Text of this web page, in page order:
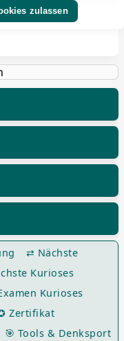
von
⇄ Nächste
Kurioses
Kurioses
Zertifikat
🎯 Tools & Denksport